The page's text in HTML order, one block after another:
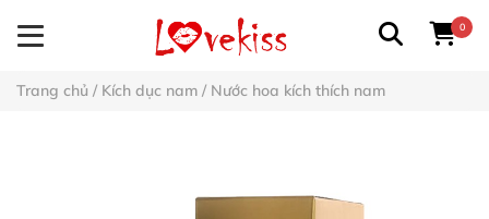
0
Trang chủ / Kích dục nam / Nước hoa kích thích nam